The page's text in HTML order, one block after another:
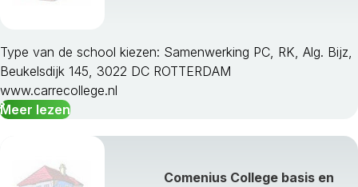
Type van de school kiezen: Samenwerking PC, RK, Alg. Bijz,
Beukelsdijk 145, 3022 DC ROTTERDAM
www.carrecollege.nl
Meer lezen
Comenius College basis en